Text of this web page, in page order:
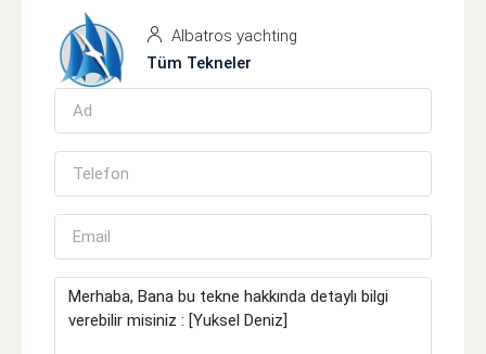
Albatros yachting
Tüm Tekneler